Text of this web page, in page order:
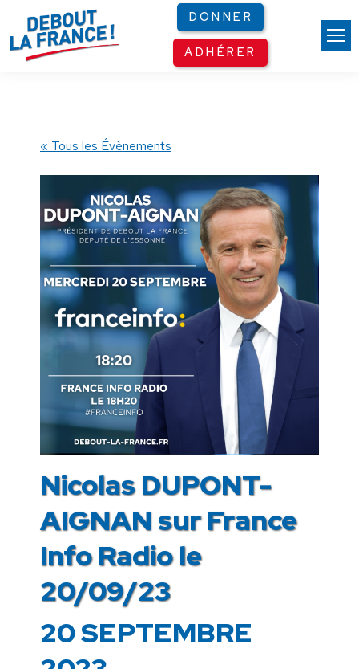
DONNER
ADHÉRER
« Tous les Évènements
Nicolas DUPONT-
AIGNAN sur France
Info Radio le
20/09/23
20 SEPTEMBRE
Panneau de gestion des cookies